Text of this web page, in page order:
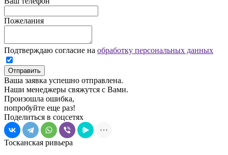
Пожелания
Подтверждаю согласие на обработку персональных данных
Отправить
Ваша заявка успешно отправлена.
Наши менеджеры свяжутся с Вами.
Произошла ошибка,
попробуйте еще раз!
Поделиться в соцсетях
Тосканская ривьера